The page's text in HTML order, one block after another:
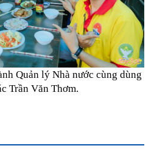
Quản lý Nhà nước cùng dùng
Trần Văn Thơm.